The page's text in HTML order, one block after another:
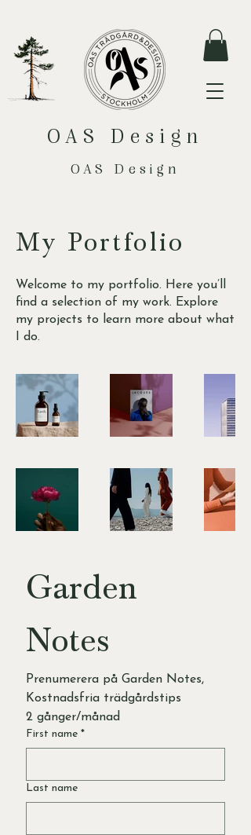
OAS Design
OAS Design
My Portfolio
Welcome to my portfolio. Here you’ll
find a selection of my work. Explore
my projects to learn more about what
I do.
Garden
Notes
Prenumerera på Garden Notes,
2 gånger/månad
First name *
Last name